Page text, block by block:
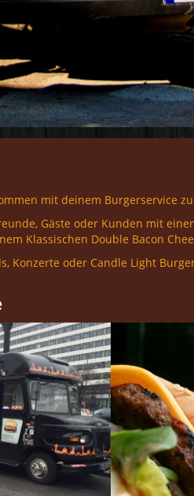
mit deinem Burgerservice
Gäste oder Kunden mit
Klassischen Double Bacon
Konzerte oder Candle Light